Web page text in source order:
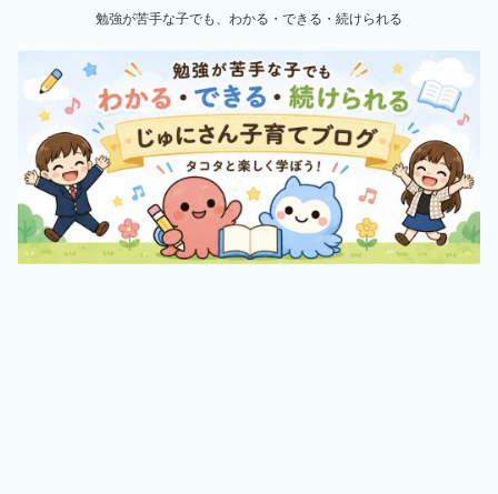
勉強が苦手な子でも、わかる・できる・続けられる